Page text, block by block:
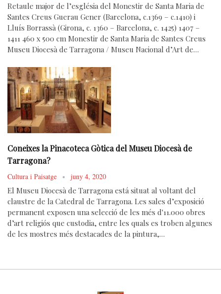
Retaule major de l’església del Monestir de Santa Maria de
Santes Creus Guerau Gener (Barcelona, c.1369 – c.1410) i
Lluís Borrassà (Girona, c. 1360 – Barcelona, c. 1425) 1407 –
1411 460 x 500 cm Monestir de Santa Maria de Santes Creus
Museu Diocesà de Tarragona / Museu Nacional d’Art de…
Coneixes la Pinacoteca Gòtica del Museu Diocesà de
Tarragona?
Cultura i Paisatge juny 4, 2020
El Museu Diocesà de Tarragona está situat al voltant del
claustre de la Catedral de Tarragona. Les sales d’exposició
permanent exposen una selecció de les més d'11.000 obres
d’art religiós que custodia, entre les quals es troben algunes
de les mostres més destacades de la pintura,…